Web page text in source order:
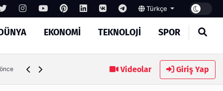
Türkçe
EKONOMI TEKNOLOJI SPOR
Videolar Giriş Yap